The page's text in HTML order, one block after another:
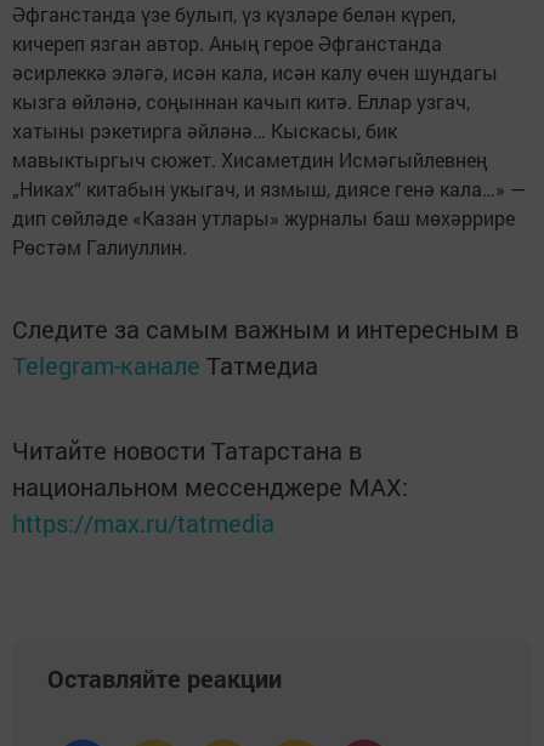
Әфганстанда үзе булып, үз күзләре белән күреп,
кичереп язган автор. Аның герое Әфганстанда
әсирлеккә эләгә, исән кала, исән калу өчен шундагы
кызга өйләнә, соңыннан качып китә. Еллар узгач,
хатыны рэкетирга әйләнә… Кыскасы, бик
мавыктыргыч сюжет. Хисаметдин Исмәгыйлевнең
„Никах“ китабын укыгач, и язмыш, диясе генә кала…» —
дип сөйләде «Казан утлары» журналы баш мөхәррире
Рөстәм Галиуллин.
Следите за самым важным и интересным в
Telegram-канале Татмедиа
Читайте новости Татарстана в
национальном мессенджере MАХ:
https://max.ru/tatmedia
Оставляйте реакции